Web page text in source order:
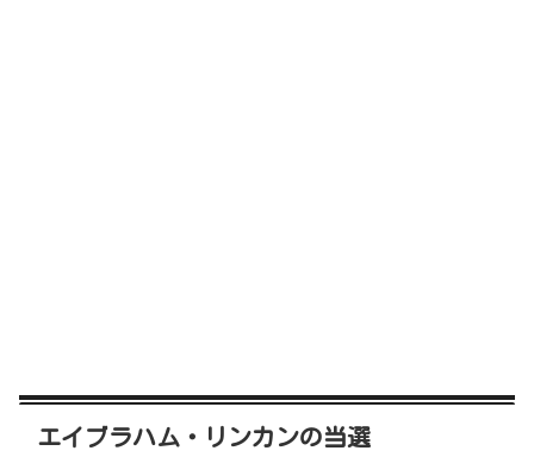
エイブラハム・リンカンの当選